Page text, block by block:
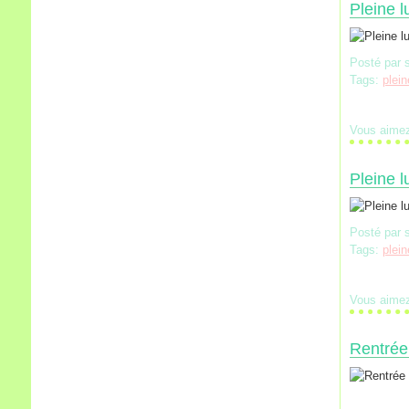
Pleine
Posté par
Tags:
Vous
Pleine
Posté par
Tags:
Vous